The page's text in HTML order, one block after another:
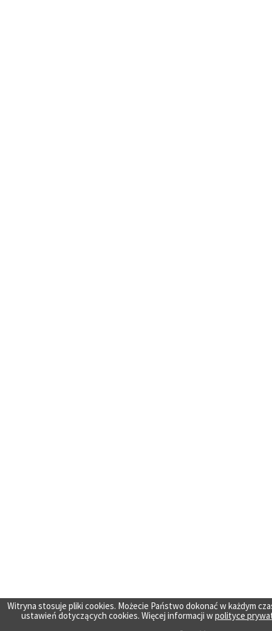
Witryna stosuje pliki cookies. Możecie Państwo dokonać w każdym
ustawień dotyczących cookies. Więcej informacji wpolityce